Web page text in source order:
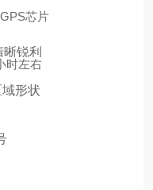
GPS芯片
锐利
时左右
形状